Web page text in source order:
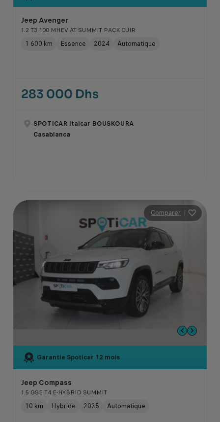
Jeep Avenger
1.2 T3 100 MHEV AT SUMMIT PACK CUIR
1 600 km Essence 2024 Automatique
283 000 Dhs
SPOTICAR Italcar BOUSKOURA
Casablanca
Comparer |
Garantie Spoticar 12 mois
Jeep Compass
1.5 GSE T4 E-HYBRID SUMMIT
10 km Hybride 2025 Automatique